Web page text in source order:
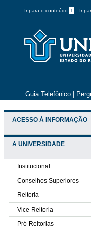
Ir para o conteúdo 1 Ir
Guia Telefônico
ACESSO À INFORMAÇÃO
A UNIVERSIDADE
Institucional
Conselhos Superiores
Reitoria
Vice-Reitoria
Pró-Reitorias